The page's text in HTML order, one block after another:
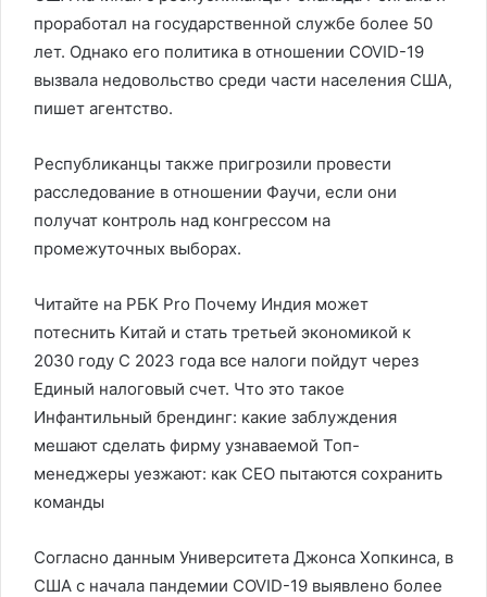
проработал на государственной службе более 50
лет. Однако его политика в отношении COVID-19
вызвала недовольство среди части населения США,
пишет агентство.
Республиканцы также пригрозили провести
расследование в отношении Фаучи, если они
получат контроль над конгрессом на
промежуточных выборах.
Читайте на РБК Pro Почему Индия может
потеснить Китай и стать третьей экономикой к
2030 году С 2023 года все налоги пойдут через
Единый налоговый счет. Что это такое
Инфантильный брендинг: какие заблуждения
мешают сделать фирму узнаваемой Топ-
менеджеры уезжают: как CEO пытаются сохранить
команды
Согласно данным Университета Джонса Хопкинса, в
США с начала пандемии COVID-19 выявлено более